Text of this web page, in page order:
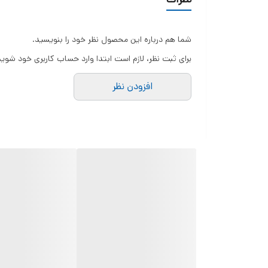
شما هم درباره این محصول نظر خود را بنویسید.
برای ثبت نظر، لازم است ابتدا وارد حساب کاربری خود
افزودن نظر